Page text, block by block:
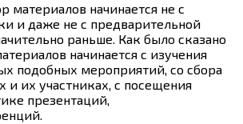
материалов начинается не с
и даже не с предварительной
раньше. Как было сказано
начинается с изучения
подобных мероприятий, со сбора
и их участниках, с посещения
презентаций,